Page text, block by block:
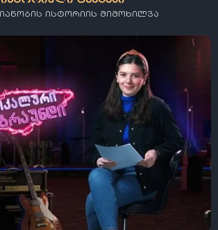
ისტორიის მიმოხილვა